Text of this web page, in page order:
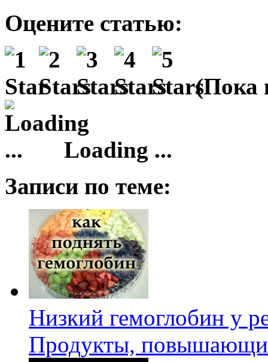
Оцените статью:
(Пока
Loading ...
Записи по теме:
Низкий гемоглобин у
Продукты,